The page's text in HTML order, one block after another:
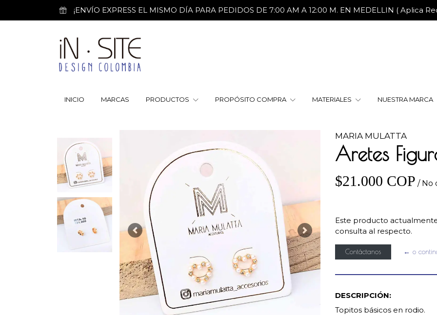
¡ENVÍO EXPRESS EL MISMO DÍA PARA PEDIDOS DE 7:00 AM A 12:00 M. EN MEDELLIN ( Aplica
INICIO MARCAS PRODUCTOS PROPÓSITO COMPRA MATERIALES NUESTRA MARCA
Previous Next
MARIA MULATTA
Aretes
$21.000 COP / No
Este producto
consulta al respecto.
Contáctanos ← o
DESCRIPCIÓN:
Topitos básicos en rodio.